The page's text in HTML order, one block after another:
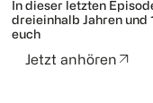
In dieser letzten
dreieinhalb Jahren und
euch
Jetzt anhören